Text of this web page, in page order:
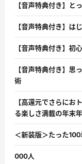
【音声特典付き】と
【音声特典付き】は
【音声特典付き】初
【音声特典付き】思
術
【高還元でさらにお
る楽しさ満載の年末
＜新装版＞たった
000人